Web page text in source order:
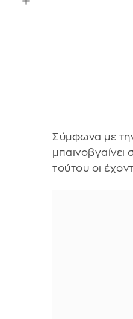
Σύμφωνα με
μπαινοβγαίνει
τούτου οι